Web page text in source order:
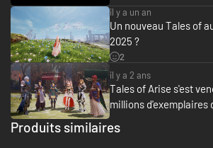
De l'action et des combats époustouflants
Grâce au nouveau système de "frappe bonus",
enchaîner des attaques puissantes avec les
Écrasez vos ennemis en utilisant des combos
de frappes bonus !
il y a un an
Un nouveau Tales of
2025 ?
2
il y a 2 ans
Tales of Arise s'est
millions d'exemplaires
Produits similaires